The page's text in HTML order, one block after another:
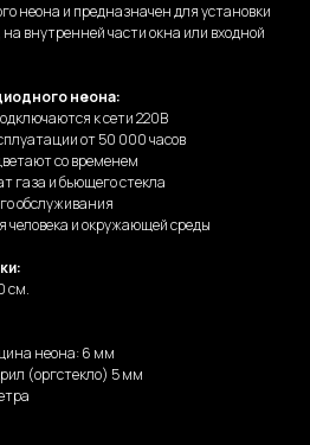
неона и предназначен для установки
внутренней части окна или входной
неона:
к сети 220В
от 50 000 часов
со временем
газа и бьющего стекла
обслуживания
человека и окружающей среды
см.
неона: 6 мм
(оргстекло) 5 мм